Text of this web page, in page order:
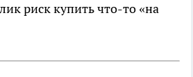
риск купить что-то «на